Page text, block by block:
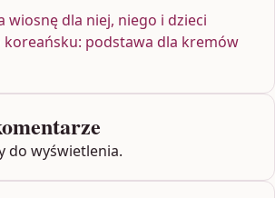
wiosnę dla niej, niego i dzieci
koreańsku: podstawa dla kremów
do wyświetlenia.